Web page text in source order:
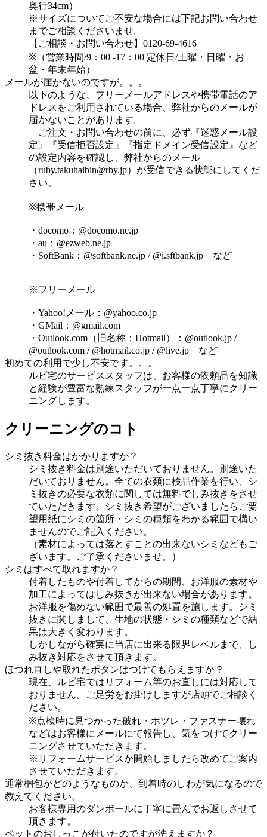
奥行34cm）
※サイズについてご不安な場合には下記お問い合わせ
までご相談くださいませ。
【ご相談・お問い合わせ】0120-69-4616
※（営業時間/9：00 -17：00 定休日/土曜・日曜・お
盆・年末年始）
メールが届かないのですが。。。
以下のような、フリーメールアドレスや携帯電話のア
ドレスをご利用されている場合、弊社からのメールが
届かないことがあります。
ご注文・お問い合わせの前に、必ず『迷惑メール設
定』『受信拒否設定』『指定ドメイン受信設定』など
の設定内容を確認し、弊社からのメール
（ruby.takuhaibin@rby.jp）が受信できる状態にしてくだ
さい。
※携帯メール
・docomo：@docomo.ne.jp
・au：@ezweb.ne.jp
・SoftBank：@softbank.ne.jp / @i.sftbank.jp など
※フリーメール
・Yahoo!メール：@yahoo.co.jp
・GMail：@gmail.com
・Outlook.com（旧名称：Hotmail）：@outlook.jp /
@outlook.com / @hotmail.co.jp / @live.jp など
初めての利用で少し不安です。。。
ルビ宅のサービススタッフは、お客様の依頼品を知識
と経験が豊富な熟練スタッフが一点一点丁寧にクリー
ニングします。
クリーニングのコト
シミ抜き料金はかかりますか？
シミ抜き料金は別途いただいておりません。別途いた
だいておりません。全ての衣類に検品作業を行い、シ
ミ抜きの必要な衣類に関しては無料でしみ抜きをさせ
ていただきます。シミ抜き希望がございましたらご要
望用紙にシミの箇所・シミの種類をわかる範囲で構い
ませんのでご記入ください。
（素材によっては落とすことの出来ないシミなどもご
ざいます。ご了承くださいませ。）
シミはすべて取れますか？
付着したものや付着してからの期間、お洋服の素材や
加工によってはしみ抜きが出来ない場合があります。
お洋服を傷めない範囲で最善の処置を施します。シミ
抜きに関しまして、生地の状態・シミの種類などで結
果は大きく変わります。
しかしながら確実に当店に出来る限界レベルまで、し
み抜き対応をさせて頂きます。
ほつれ直しや取れたボタンはつけてもらえますか？
現在、ルビ宅ではリフォーム等のお直しには対応して
おりません。ご足労をお掛けしますが店頭でご相談く
ださい。
※点検時に見つかった破れ・ホツレ・ファスナー壊れ
などはお客様にメールにて報告し、気をつけてクリー
ニングさせていただきます。
※リフォームサービスが開始しましたら改めてご案内
させていただきます。
通常梱包がどのようなものか、到着時のしわが気になるので
教えてください。
お客様専用のダンボールに丁寧に畳んでお返しさせて
頂きます。
ペットのおしっこが付いたのですが洗えますか？